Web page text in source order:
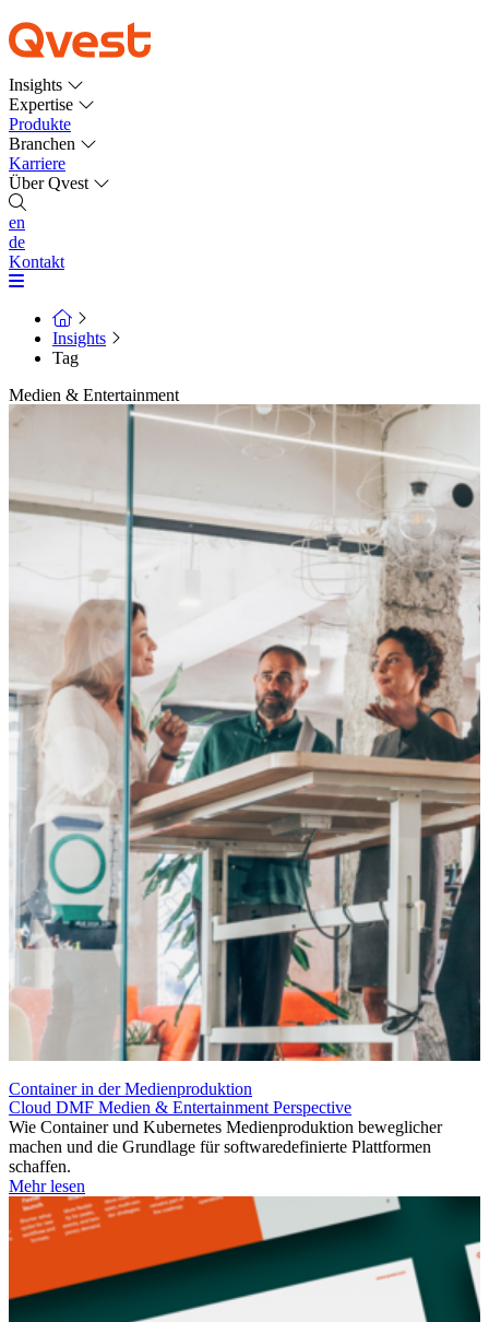
Insights
Expertise
Produkte
Branchen
Karriere
Über Qvest
en
de
Kontakt
Insights
Tag
Medien & Entertainment
Container in der Medienproduktion
Cloud DMF Medien & Entertainment Perspective
Wie Container und Kubernetes Medienproduktion beweglicher
machen und die Grundlage für softwaredefinierte Plattformen
schaffen.
Mehr lesen